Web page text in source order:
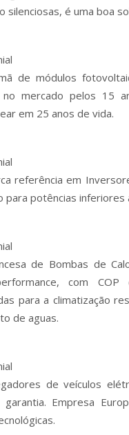
silenciosas, é uma boa
de módulos
no mercado pelos 15
em 25 anos de vida.
referência em
para potências inferiores
de Bombas de
com
para a climatização
de aguas.
de veículos
Empresa